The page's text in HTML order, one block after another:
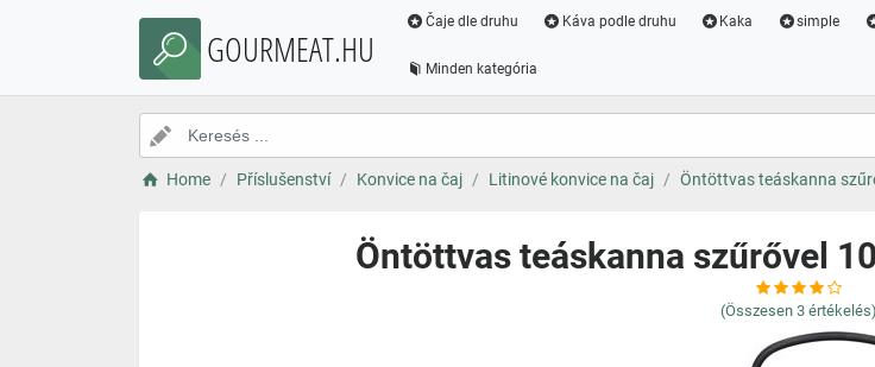
GOURMEAT.HU
Čaje dle druhu Káva podle druhu Kaka simple
Minden kategória
Home Příslušenství Konvice na čaj Litinové konvice na čaj Öntöttvas teáskanna
Öntöttvas teáskanna szűrővel
(Összesen 3 értékelés)